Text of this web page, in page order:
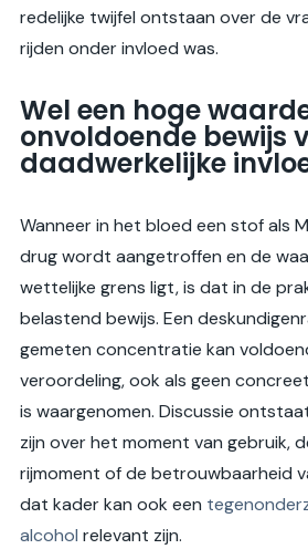
redelijke twijfel ontstaan over de
rijden onder invloed was.
Wel een hoge
onvoldoende bewijs
daadwerkelijke
Wanneer in het bloed een stof als
drug wordt aangetroffen en de
wettelijke grens ligt, is dat in de
belastend bewijs. Een
gemeten concentratie kan
veroordeling, ook als geen
is waargenomen. Discussie
zijn over het moment van gebruik,
rijmoment of de betrouwbaarheid
dat kader kan ook een
alcohol relevant zijn.